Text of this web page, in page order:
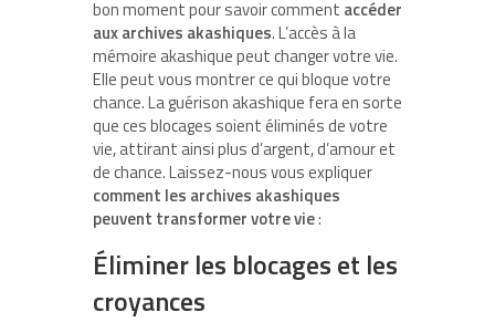
bon moment pour savoir comment accéder
aux archives akashiques. L’accès à la
mémoire akashique peut changer votre vie.
Elle peut vous montrer ce qui bloque votre
chance. La guérison akashique fera en sorte
que ces blocages soient éliminés de votre
vie, attirant ainsi plus d’argent, d’amour et
de chance. Laissez-nous vous expliquer
comment les archives akashiques
peuvent transformer votre vie:
Éliminer les blocages et les
croyances